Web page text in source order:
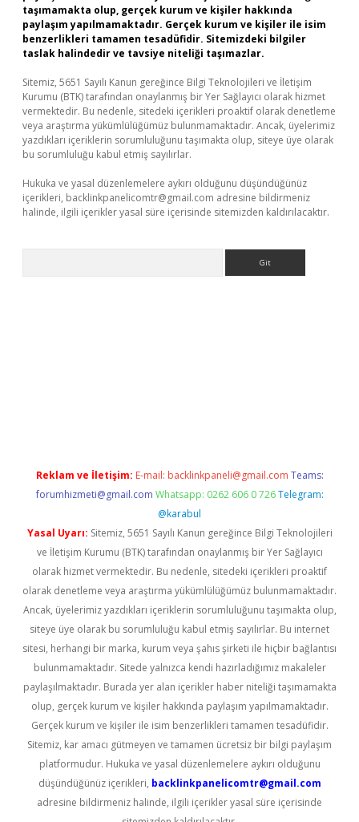
taşımamakta olup, gerçek kurum ve kişiler hakkında
paylaşım yapılmamaktadır. Gerçek kurum ve kişiler ile isim
benzerlikleri tamamen tesadüfidir. Sitemizdeki bilgiler
taslak halindedir ve tavsiye niteliği taşımazlar.
Sitemiz, 5651 Sayılı Kanun gereğince Bilgi Teknolojileri ve İletişim
Kurumu (BTK) tarafından onaylanmış bir Yer Sağlayıcı olarak hizmet
vermektedir. Bu nedenle, sitedeki içerikleri proaktif olarak denetleme
veya araştırma yükümlülüğümüz bulunmamaktadır. Ancak, üyelerimiz
yazdıkları içeriklerin sorumluluğunu taşımakta olup, siteye üye olarak
bu sorumluluğu kabul etmiş sayılırlar.
Hukuka ve yasal düzenlemelere aykırı olduğunu düşündüğünüz
içerikleri, backlinkpanelicomtr@gmail.com adresine bildirmeniz
halinde, ilgili içerikler yasal süre içerisinde sitemizden kaldırılacaktır.
Reklam ve İletişim: E-mail: backlinkpaneli@gmail.com Teams:
forumhizmeti@gmail.com Whatsapp: 0262 606 0 726 Telegram:
@karabul
Yasal Uyarı: Sitemiz, 5651 Sayılı Kanun gereğince Bilgi Teknolojileri
ve İletişim Kurumu (BTK) tarafından onaylanmış bir Yer Sağlayıcı
olarak hizmet vermektedir. Bu nedenle, sitedeki içerikleri proaktif
olarak denetleme veya araştırma yükümlülüğümüz bulunmamaktadır.
Ancak, üyelerimiz yazdıkları içeriklerin sorumluluğunu taşımakta olup,
siteye üye olarak bu sorumluluğu kabul etmiş sayılırlar. Bu internet
sitesi, herhangi bir marka, kurum veya şahıs şirketi ile hiçbir bağlantısı
bulunmamaktadır. Sitede yalnızca kendi hazırladığımız makaleler
paylaşılmaktadır. Burada yer alan içerikler haber niteliği taşımamakta
olup, gerçek kurum ve kişiler hakkında paylaşım yapılmamaktadır.
Gerçek kurum ve kişiler ile isim benzerlikleri tamamen tesadüfidir.
Sitemiz, kar amacı gütmeyen ve tamamen ücretsiz bir bilgi paylaşım
platformudur. Hukuka ve yasal düzenlemelere aykırı olduğunu
düşündüğünüz içerikleri, backlinkpanelicomtr@gmail.com
adresine bildirmeniz halinde, ilgili içerikler yasal süre içerisinde